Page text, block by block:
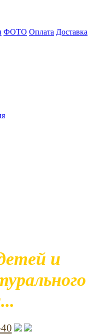
ФОТО Оплата Доставка
и